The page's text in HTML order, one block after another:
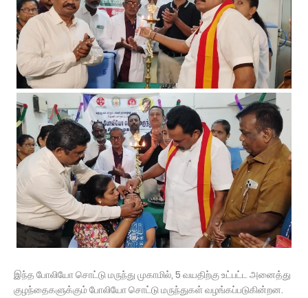
இந்த போலியோ சொட்டு மருந்து முகாமில், 5 வயதிற்கு உட்பட்ட அனைத்து
குழந்தைகளுக்கும் போலியோ சொட்டு மருந்துகள் வழங்கப்படுகின்றன.